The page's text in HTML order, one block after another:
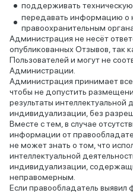
поддерживать
передавать информацию о
правоохранительным
Администрация не несёт
опубликованных Отзывов, так
Пользователей и могут не
Администрации.
Администрация принимает
чтобы не допустить
результаты интеллектуальной
индивидуализации, без
Вместе с тем, в случае
информации от
не может знать о том, что
интеллектуальной
индивидуализации,
неправомерным.
Если правообладатель